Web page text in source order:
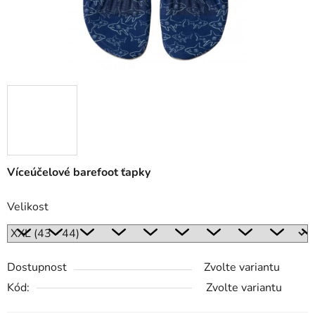
Víceúčelové barefoot ťapky
Velikost
Dostupnost
Zvolte variantu
Kód:
Zvolte variantu